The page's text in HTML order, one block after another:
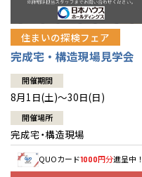
住まいの探検フェア
完成宅・構造現場見学会
開催期間
8月1日(土)～30日(日)
開催場所
完成宅・構造現場
QUOカード1000円分進呈中！
徳島
高知
長崎
沖縄